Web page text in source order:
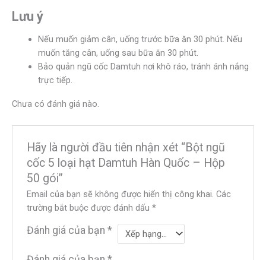
Lưu ý
Nếu muốn giảm cân, uống trước bữa ăn 30 phút. Nếu
muốn tăng cân, uống sau bữa ăn 30 phút.
Bảo quản ngũ cốc Damtuh nơi khô ráo, tránh ánh nắng
trực tiếp.
Chưa có đánh giá nào.
Hãy là người đầu tiên nhận xét “Bột ngũ
cốc 5 loại hạt Damtuh Hàn Quốc – Hộp
50 gói”
Email của bạn sẽ không được hiển thị công khai. Các
trường bắt buộc được đánh dấu*
Đánh giá của bạn*